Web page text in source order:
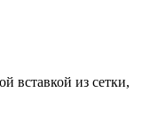
вставкой из сетки,